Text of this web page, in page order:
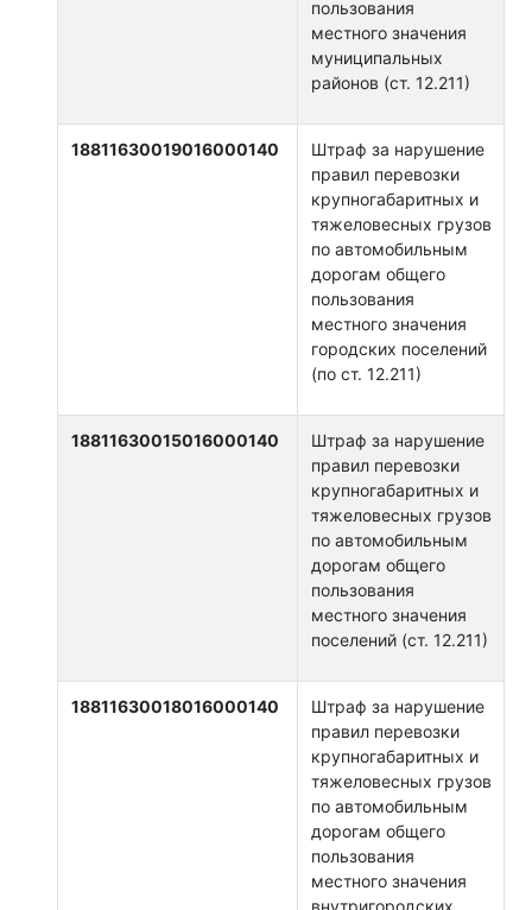
пользования
местного значения
муниципальных
районов (ст. 12.211)
18811630019016000140
Штраф за нарушение
правил перевозки
крупногабаритных и
тяжеловесных грузов
по автомобильным
дорогам общего
пользования
местного значения
городских поселений
(по ст. 12.211)
18811630015016000140
Штраф за нарушение
правил перевозки
крупногабаритных и
тяжеловесных грузов
по автомобильным
дорогам общего
пользования
местного значения
поселений (ст. 12.211)
18811630018016000140
Штраф за нарушение
правил перевозки
крупногабаритных и
тяжеловесных грузов
по автомобильным
дорогам общего
пользования
местного значения